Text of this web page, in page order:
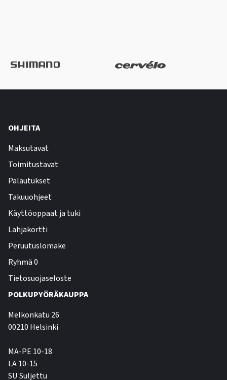
OHJEITA
Maksutavat
Toimitustavat
Palautukset
Takuuohjeet
Käyttöoppaat ja tuki
Lahjakortti
Peruutuslomake
Ryhmä 0
Tietosuojaseloste
POLKUPYÖRÄKAUPPA
Melkonkatu 26
00210 Helsinki
MA-PE 10-18
LA 10-15
SU Suljettu